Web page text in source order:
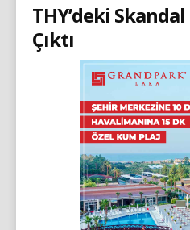
THY’deki
Çıktı